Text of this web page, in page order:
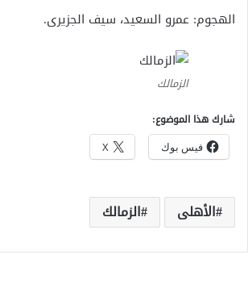
الهجوم: عمرو السعيد، سيف الجزيرى.
الزمالك
شارك هذا الموضوع:
فيس بوك X
الأهلى الزمالك